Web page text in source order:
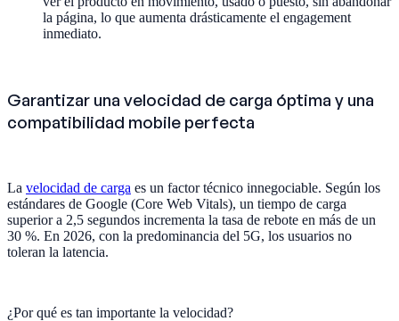
la página, lo que aumenta drásticamente el engagement
inmediato.
Garantizar una velocidad de carga óptima y una
compatibilidad mobile perfecta
La velocidad de carga es un factor técnico innegociable. Según los
estándares de Google (Core Web Vitals), un tiempo de carga
superior a 2,5 segundos incrementa la tasa de rebote en más de un
30 %. En 2026, con la predominancia del 5G, los usuarios no
toleran la latencia.
¿Por qué es tan importante la velocidad?